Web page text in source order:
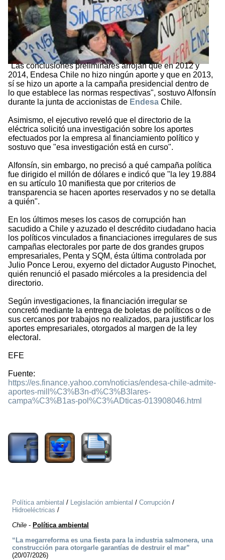
"Las conclusiones preliminares arrojan que en 2012 y
2014, Endesa Chile no hizo ningún aporte y que en 2013,
sí se hizo un aporte a la campaña presidencial dentro de
lo que establece las normas respectivas", sostuvo Alfonsín
durante la junta de accionistas de Endesa Chile.
Asimismo, el ejecutivo reveló que el directorio de la
eléctrica solicitó una investigación sobre los aportes
efectuados por la empresa al financiamiento político y
sostuvo que "esa investigación está en curso".
Alfonsín, sin embargo, no precisó a qué campaña política
fue dirigido el millón de dólares e indicó que "la ley 19.884
en su artículo 10 manifiesta que por criterios de
transparencia se hacen aportes reservados y no se detalla
a quién".
En los últimos meses los casos de corrupción han
sacudido a Chile y azuzado el descrédito ciudadano hacia
los políticos vinculados a financiaciones irregulares de sus
campañas electorales por parte de dos grandes grupos
empresariales, Penta y SQM, ésta última controlada por
Julio Ponce Lerou, exyerno del dictador Augusto Pinochet,
quién renunció el pasado miércoles a la presidencia del
directorio.
Según investigaciones, la financiación irregular se
concretó mediante la entrega de boletas de políticos o de
sus cercanos por trabajos no realizados, para justificar los
aportes empresariales, otorgados al margen de la ley
electoral.
EFE
Fuente:
https://es.finance.yahoo.com/noticias/endesa-chile-admite-
aportes-mill%C3%B3n-d%C3%B3lares-
campa%C3%B1as-pol%C3%ADticas-013908046.html
Política ambiental / Legislación ambiental / Corrupción /
Hidroeléctricas /
Chile - Política ambiental
“La megarreforma es una fiesta para la industria salmonera, una
construcción para otorgarle garantías de destruir el mar”
(20/07/2026)